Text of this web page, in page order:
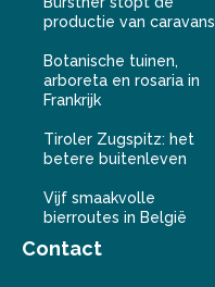
productie van caravans
Botanische tuinen,
arboreta en rosaria in
Frankrijk
Tiroler Zugspitz: het
betere buitenleven
Vijf smaakvolle
bierroutes in België
Contact